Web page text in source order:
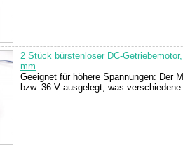
2 Stück bürstenloser DC-
mm
Geeignet für höhere Spannungen: Der
bzw. 36 V ausgelegt, was